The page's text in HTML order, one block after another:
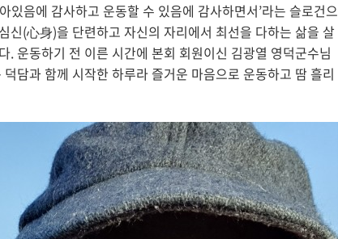
있음에 감사하고 운동할 수 있음에 감사하면서’라는 슬로건으
신(心身)을 단련하고 자신의 자리에서 최선을 다하는 삶을 살
운동하기 전 이른 시간에 본회 회원이신 김광열 영덕군수님
담과 함께 시작한 하루라 즐거운 마음으로 운동하고 땀 흘리